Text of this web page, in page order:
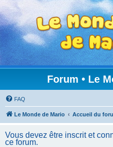
Forum • Le
FAQ
Le Monde de Mario Accueil du
Vous devez être inscrit et
ce forum.